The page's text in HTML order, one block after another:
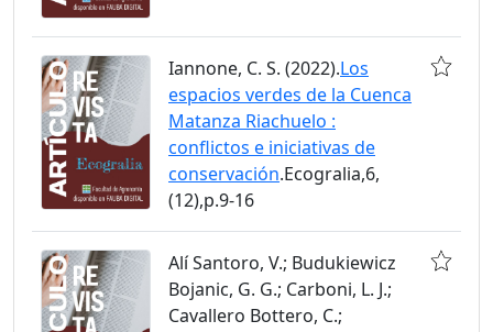
Iannone, C. S. (2022).Los
espacios verdes de la Cuenca
Matanza Riachuelo :
conflictos e iniciativas de
conservación.Ecogralia,6,
(12),p.9-16
Alí Santoro, V.; Budukiewicz
Bojanic, G. G.; Carboni, L. J.;
Cavallero Bottero, C.;